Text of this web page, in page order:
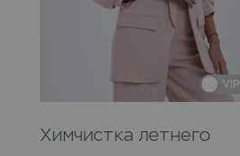
VIP
Химчистка летнего